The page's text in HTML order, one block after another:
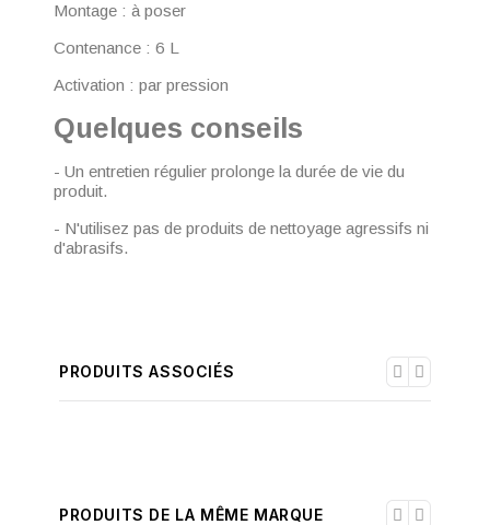
Montage : à poser
Contenance : 6 L
Activation : par pression
Quelques conseils
- Un entretien régulier prolonge la durée de vie du
produit.
- N'utilisez pas de produits de nettoyage agressifs ni
d'abrasifs.
PRODUITS ASSOCIÉS
PRODUITS DE LA MÊME MARQUE